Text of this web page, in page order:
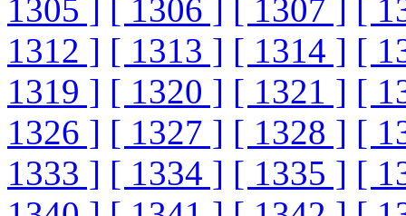
1305 ] [ 1306 ] [ 1307 ] [
1312 ] [ 1313 ] [ 1314 ] [
1319 ] [ 1320 ] [ 1321 ] [
1326 ] [ 1327 ] [ 1328 ] [
1333 ] [ 1334 ] [ 1335 ] [